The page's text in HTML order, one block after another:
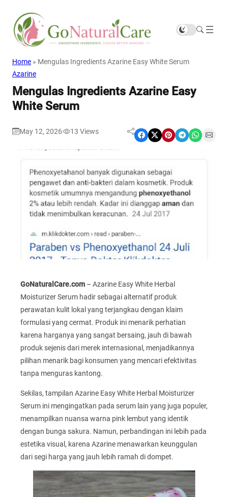
Home » Mengulas Ingredients Azarine Easy White Serum
Azarine
Mengulas Ingredients Azarine Easy
White Serum
May 12, 2026 13 Views Share on Facebook Share on X Share on Pinterest Share on Telegram Share on WhatsApp Share on Email
GoNaturalCare.com – Azarine Easy White Herbal
Moisturizer Serum hadir sebagai alternatif produk
perawatan kulit lokal yang terjangkau dengan klaim
formulasi yang cermat. Produk ini menarik perhatian
karena harganya yang sangat bersaing, jauh di bawah
produk sejenis dari merek internasional, menjadikannya
pilihan menarik bagi konsumen yang mencari efektivitas
tanpa menguras kantong.
Sekilas, tampilan Azarine Easy White Herbal Moisturizer
Serum ini mengingatkan pada serum lain yang juga populer,
menampilkan nuansa warna pink lembut yang identik
dengan bunga sakura. Namun, perbandingan ini lebih pada
estetika visual, karena Azarine menawarkan keunggulan
dari segi harga yang jauh lebih ramah di dompet.